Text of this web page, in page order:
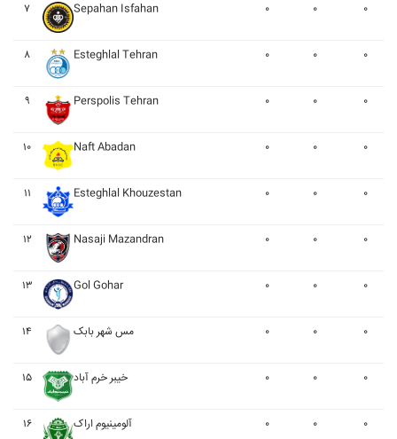
۷ Sepahan Isfahan ۰ ۰ ۰
۸ Esteghlal Tehran ۰ ۰ ۰
۹ Perspolis Tehran ۰ ۰ ۰
۱۰ Naft Abadan ۰ ۰ ۰
۱۱ Esteghlal Khouzestan ۰ ۰ ۰
۱۲ Nasaji Mazandran ۰ ۰ ۰
۱۳ Gol Gohar ۰ ۰ ۰
۱۴ مس شهر بابک ۰ ۰ ۰
۱۵ خيبر خرم آباد ۰ ۰ ۰
۱۶ آلومينيوم اراک ۰ ۰ ۰